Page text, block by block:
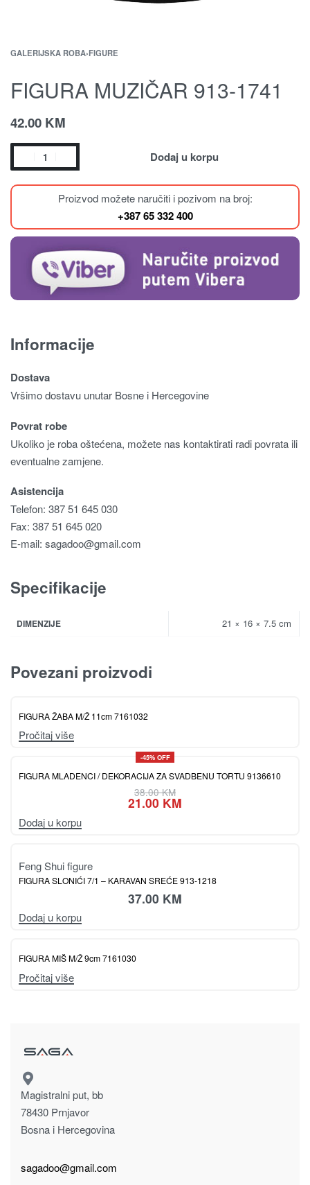
GALERIJSKA ROBA›FIGURE
FIGURA MUZIČAR 913-1741
42.00 KM
Dodaj u korpu
Proizvod možete naručiti i pozivom na broj:
+387 65 332 400
Informacije
Dostava
Vršimo dostavu unutar Bosne i Hercegovine
Povrat robe
Ukoliko je roba oštećena, možete nas kontaktirati radi povrata ili
eventualne zamjene.
Asistencija
Telefon: 387 51 645 030
Fax: 387 51 645 020
E-mail: sagadoo@gmail.com
Specifikacije
DIMENZIJE 21 × 16 × 7.5 cm
Povezani proizvodi
FIGURA ŽABA M/Ž 11cm 7161032
Pročitaj više
-45% OFF
FIGURA MLADENCI / DEKORACIJA ZA SVADBENU TORTU 9136610
38.00KM
21.00 KM
Dodaj u korpu
Feng Shui figure
FIGURA SLONIĆI 7/1 – KARAVAN SREĆE 913-1218
37.00 KM
Dodaj u korpu
FIGURA MIŠ M/Ž 9cm 7161030
Pročitaj više
Magistralni put, bb
78430 Prnjavor
Bosna i Hercegovina
sagadoo@gmail.com